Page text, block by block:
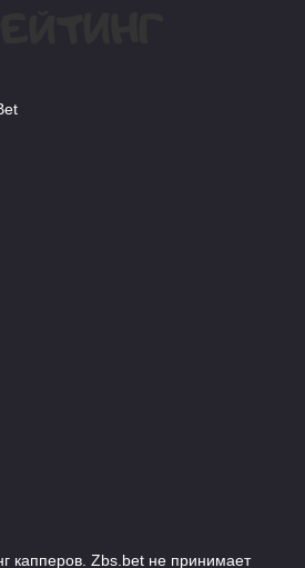
капперов. Zbs.bet не принимает